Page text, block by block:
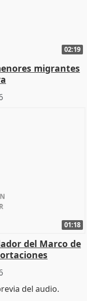
02:19
migrantes
01:18
del Marco de